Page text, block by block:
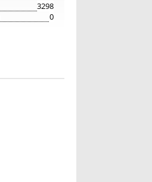
3298
0